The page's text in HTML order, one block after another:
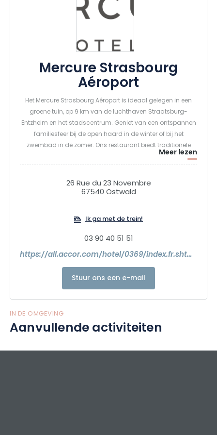
Mercure Strasbourg
Aéroport
Het Mercure Strasbourg Aéroport is ideaal gelegen in een
groene tuin, op 9 km van de luchthaven Straatsburg-
Entzheim en het stadscentrum. Geniet van een ontspannen
familiesfeer bij de open haard in de winter of bij het
zwembad in de zomer. Ons restaurant biedt traditionele
gerechten. Onze vergaderzalen bieden plaats aan
maximaal 180 personen. Profiteer van de gratis WiFi en de
fitnessruimte. Het Mercure-hotel Strasbourg Airport ligt op 10
minuten van de luchthaven Straatsburg-Entzheim en het
Meer lezen
26 Rue du 23 Novembre
67540 Ostwald
Ik ga met de trein!
03 90 40 51 51
https://all.accor.com/hotel/0369/index.fr.shtml?utm_campaign=seo+maps&utm_medium=seo+maps&utm_source=google+Maps
Stuur ons een e-mail
IN DE OMGEVING
Aanvullende activiteiten